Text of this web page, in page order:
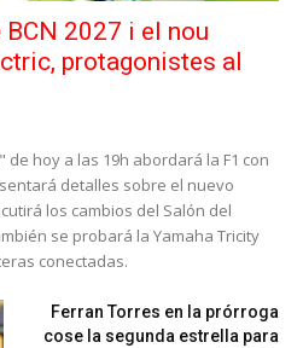
BCN 2027 i el nou
protagonistes al
de hoy a las 19h abordará la F1 con
detalles sobre el nuevo
los cambios del Salón del
se probará la Yamaha Tricity
conectadas.
Ferran Torres en la prórroga
cose la segunda estrella para